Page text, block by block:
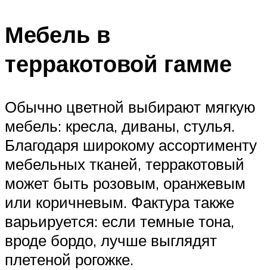
Мебель в
терракотовой гамме
Обычно цветной выбирают мягкую
мебель: кресла, диваны, стулья.
Благодаря широкому ассортименту
мебельных тканей, терракотовый
может быть розовым, оранжевым
или коричневым. Фактура также
варьируется: если темные тона,
вроде бордо, лучше выглядят
плетеной рогожке.